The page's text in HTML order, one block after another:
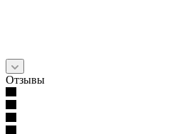
Отзывы